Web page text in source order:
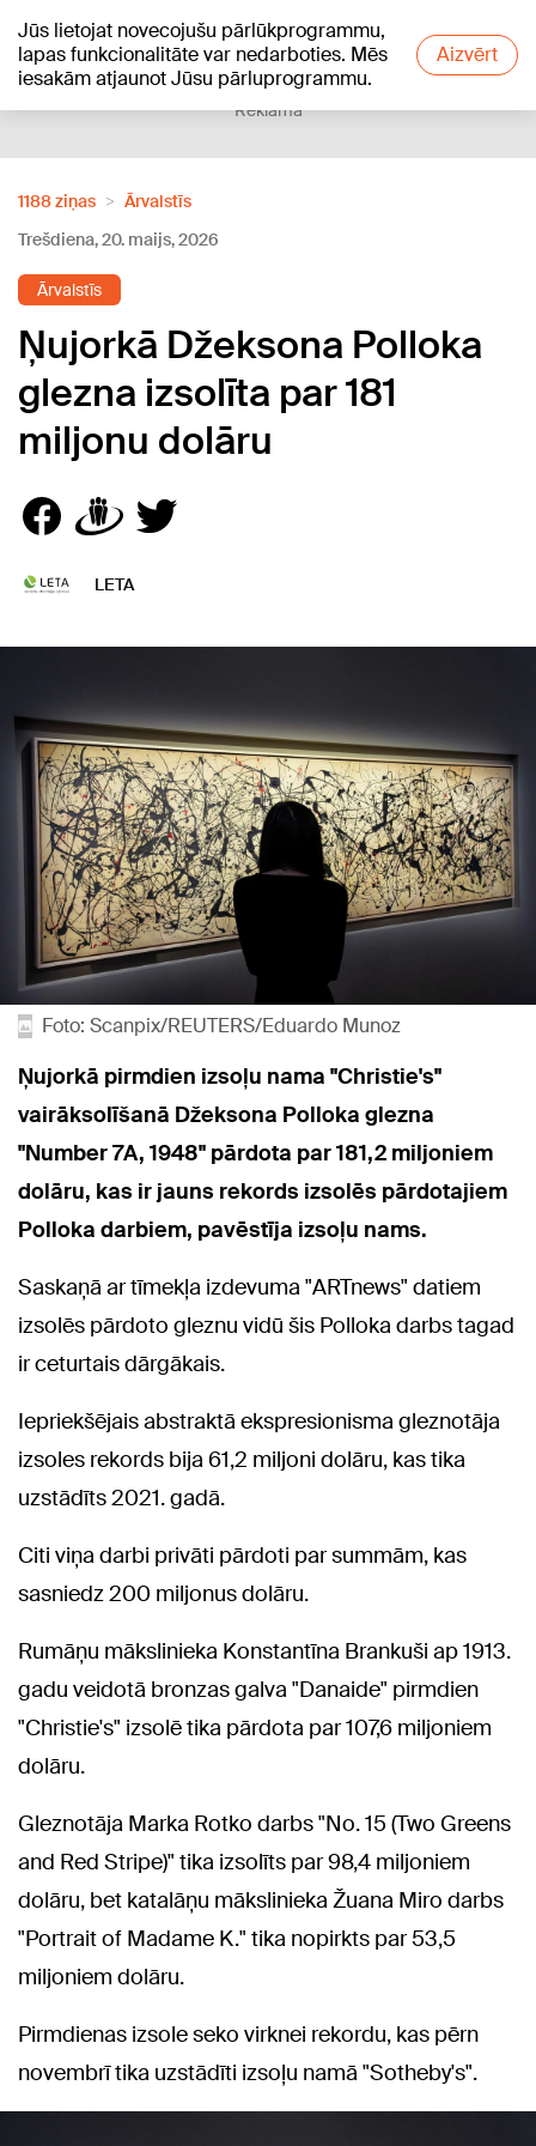
Jūs lietojat novecojušu pārlūkprogrammu,
lapas funkcionalitāte var nedarboties. Mēs
iesakām atjaunot Jūsu pārluprogrammu.
Aizvērt
+13°C
Reklāma
1188 ziņas
Ārvalstīs
Trešdiena, 20. maijs, 2026
Ārvalstīs
Ņujorkā Džeksona Polloka
glezna izsolīta par 181
miljonu dolāru
LETA
Foto: Scanpix/REUTERS/Eduardo Munoz
Ņujorkā pirmdien izsoļu nama "Christie's"
vairāksolīšanā Džeksona Polloka glezna
"Number 7A, 1948" pārdota par 181,2 miljoniem
dolāru, kas ir jauns rekords izsolēs pārdotajiem
Polloka darbiem, pavēstīja izsoļu nams.
Saskaņā ar tīmekļa izdevuma "ARTnews" datiem
izsolēs pārdoto gleznu vidū šis Polloka darbs tagad
ir ceturtais dārgākais.
Iepriekšējais abstraktā ekspresionisma gleznotāja
izsoles rekords bija 61,2 miljoni dolāru, kas tika
uzstādīts 2021. gadā.
Citi viņa darbi privāti pārdoti par summām, kas
sasniedz 200 miljonus dolāru.
Rumāņu mākslinieka Konstantīna Brankuši ap 1913.
gadu veidotā bronzas galva "Danaide" pirmdien
"Christie's" izsolē tika pārdota par 107,6 miljoniem
dolāru.
Gleznotāja Marka Rotko darbs "No. 15 (Two Greens
and Red Stripe)" tika izsolīts par 98,4 miljoniem
dolāru, bet katalāņu mākslinieka Žuana Miro darbs
"Portrait of Madame K." tika nopirkts par 53,5
miljoniem dolāru.
Pirmdienas izsole seko virknei rekordu, kas pērn
novembrī tika uzstādīti izsoļu namā "Sotheby's".